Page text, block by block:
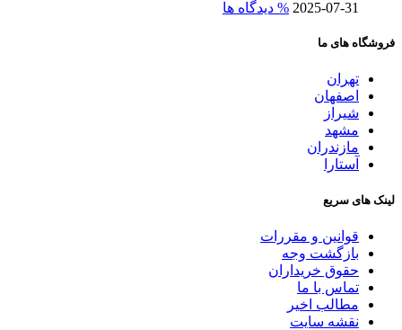
2025-07-31 % دیدگاه ها
فروشگاه های ما
تهران
اصفهان
شیراز
مشهد
مازندران
آستارا
لینک های سریع
قوانین و مقررات
بازگشت وجه
حقوق خریداران
تماس با ما
مطالب اخیر
نقشه سایت